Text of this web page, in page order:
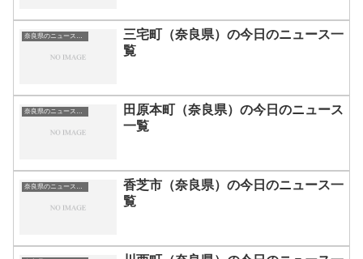
奈良県のニュース一覧
三宅町（奈良県）の今日のニュース一
覧
奈良県のニュース一覧
田原本町（奈良県）の今日のニュース
一覧
奈良県のニュース一覧
香芝市（奈良県）の今日のニュース一
覧